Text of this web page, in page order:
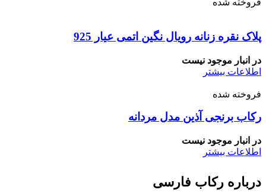
فروخته شده
پلاک نقره زنانه رویال نگین اتمی عیار 925
در انبار موجود نیست
اطلاعات بیشتر
فروخته شده
رکاب برنجی آذین مدل مردانه
در انبار موجود نیست
اطلاعات بیشتر
درباره رکاب فارسی